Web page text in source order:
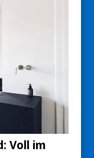
Voll im